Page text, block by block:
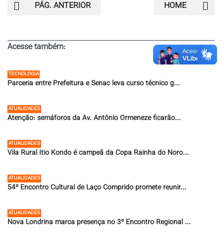
PÁG. ANTERIOR HOME
Acesse também:
TECNOLOGIA
Parceria entre Prefeitura e Senac leva curso técnico g...
ATUALIDADES
Atenção: semáforos da Av. Antônio Ormeneze ficarão...
ATUALIDADES
Vila Rural Itio Kondo é campeã da Copa Rainha do Noro...
ATUALIDADES
54º Encontro Cultural de Laço Comprido promete reunir...
ATUALIDADES
Nova Londrina marca presença no 3º Encontro Regional ...